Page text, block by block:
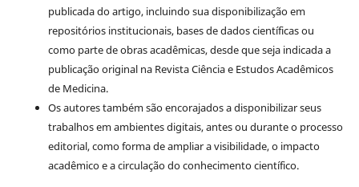
publicada do artigo, incluindo sua disponibilização em
repositórios institucionais, bases de dados científicas ou
como parte de obras acadêmicas, desde que seja indicada a
publicação original na Revista Ciência e Estudos Acadêmicos
de Medicina.
Os autores também são encorajados a disponibilizar seus
trabalhos em ambientes digitais, antes ou durante o processo
editorial, como forma de ampliar a visibilidade, o impacto
acadêmico e a circulação do conhecimento científico.